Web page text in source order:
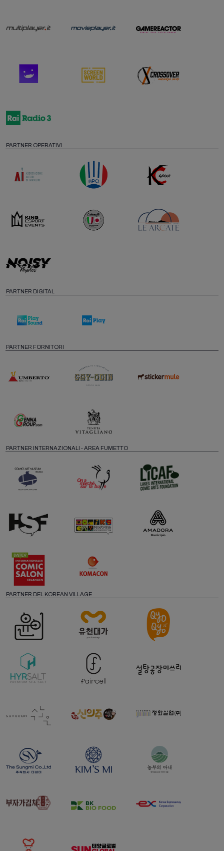
PARTNER OPERATIVI
PARTNER DIGITAL
PARTNER FORNITORI
PARTNER INTERNAZIONALI - AREA FUMETTO
PARTNER DEL KOREAN VILLAGE